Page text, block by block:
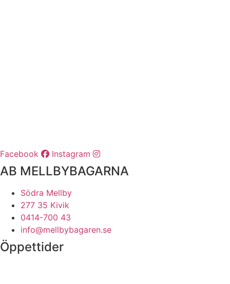
Facebook Instagram
AB MELLBYBAGARNA
Södra Mellby
277 35 Kivik
0414-700 43
info@mellbybagaren.se
Öppettider